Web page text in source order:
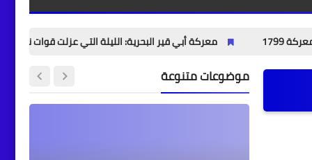
معركة أبي قير البحرية: الليلة التي عزلت قوات نابليون وغيّرت ميزان
موضوعات متنوعة